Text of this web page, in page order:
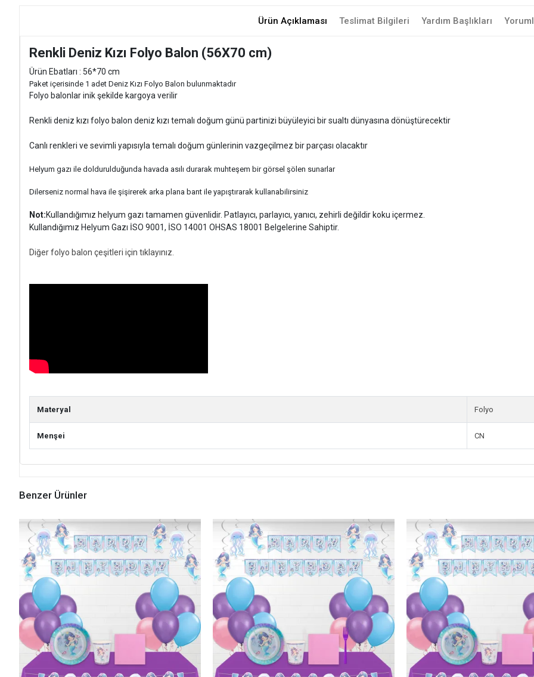
Ürün Açıklaması Teslimat Bilgileri Yardım Başlıkları
Renkli Deniz Kızı Folyo Balon (56X70 cm)
Ürün Ebatları : 56*70 cm
Paket içerisinde 1 adet Deniz Kızı Folyo Balon bulunmaktadır
Folyo balonlar inik şekilde kargoya verilir
Renkli deniz kızı folyo balon deniz kızı temalı doğum günü partinizi büyüleyici bir sualtı dünyasına dönüştürecektir
Canlı renkleri ve sevimli yapısıyla temalı doğum günlerinin vazgeçilmez bir parçası olacaktır
Helyum gazı ile doldurulduğunda havada asılı durarak muhteşem bir görsel şölen sunarlar
Dilerseniz normal hava ile şişirerek arka plana bant ile yapıştırarak kullanabilirsiniz
Not:Kullandığımız helyum gazı tamamen güvenlidir. Patlayıcı, parlayıcı, yanıcı, zehirli değildir koku içermez.
Kullandığımız Helyum Gazı İSO 9001, İSO 14001 OHSAS 18001 Belgelerine Sahiptir.
Diğer folyo balon çeşitleri için tıklayınız.
Materyal Folyo
Menşei CN
Benzer Ürünler